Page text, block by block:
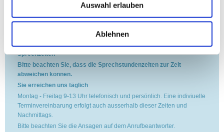
Auswahl erlauben
Ablehnen
Sprechzeiten
Bitte beachten Sie, dass die Sprechstundenzeiten zur Zeit
abweichen können.
Sie erreichen uns täglich
Montag - Freitag 9-13 Uhr telefonisch und persönlich. Eine indiviuelle
Terminvereinbarung erfolgt auch ausserhalb dieser Zeiten und
Nachmittags.
Bitte beachten Sie die Ansagen auf dem Anrufbeantworter.